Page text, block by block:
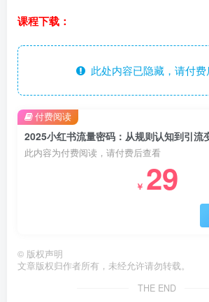
课程下载：
此处内容已隐藏，请付费
此内容为付费阅读，请付费后查看
￥ 29
付费阅读
© 版权声明
文章版权归作者所有，未经允许请勿转载。
THE END